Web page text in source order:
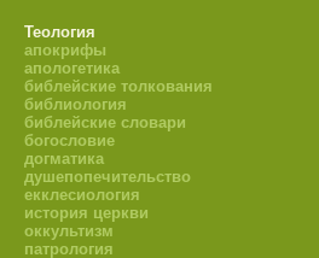
Теология
апокрифы
апологетика
библейские толкования
библиология
библейские словари
богословие
догматика
душепопечительство
екклесиология
история церкви
оккультизм
патрология